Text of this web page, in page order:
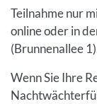
Teilnahme nur
online oder in
(Brunnenallee
Wenn Sie Ihre